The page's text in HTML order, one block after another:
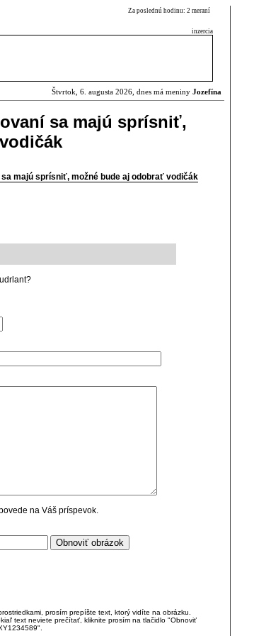
Za poslednú hodinu: 2 meraní
inzercia
Štvrtok, 6. augusta 2026, dnes má meniny Jozefína
sa majú sprísniť,
majú sprísniť, možné bude aj odobrať vodičák
na Váš príspevok.
prosím prepíšte text, ktorý vidíte na obrázku.
text neviete prečítať, kliknite prosím na tlačidlo "Obnoviť